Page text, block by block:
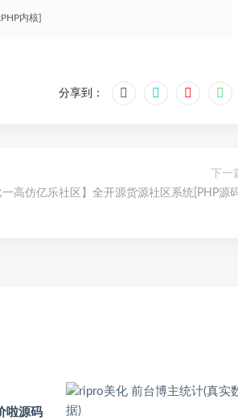
内核]
分享到：
下一
一高仿亿乐社区】全开源货源社区系统[PHP源
啦源码